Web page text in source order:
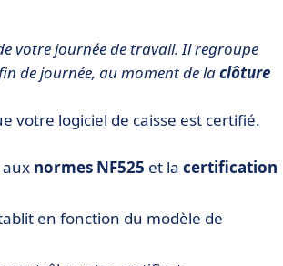
votre journée de travail. Il regroupe
de journée, au moment de laclôture
votre logiciel de caisse est certifié.
normes NF525 et la certification
en fonction du modèle de